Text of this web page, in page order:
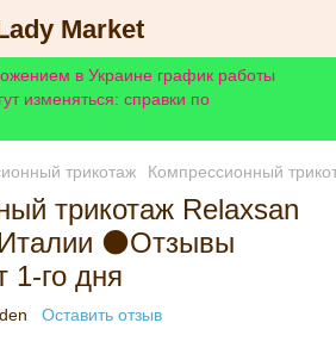
Market
в Украине график работы
изменяться: справки по
трикотаж Компрессионный
трикотаж Relaxsan
⚫Отзывы
1-го дня
Оставить отзыв